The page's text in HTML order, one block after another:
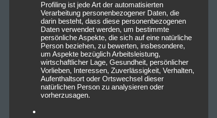
Profiling ist jede Art der automatisierten
Verarbeitung personenbezogener Daten, die
darin besteht, dass diese personenbezogenen
Daten verwendet werden, um bestimmte
persönliche Aspekte, die sich auf eine natürliche
Person beziehen, zu bewerten, insbesondere,
um Aspekte bezüglich Arbeitsleistung,
wirtschaftlicher Lage, Gesundheit, persönlicher
Vorlieben, Interessen, Zuverlässigkeit, Verhalten,
Aufenthaltsort oder Ortswechsel dieser
natürlichen Person zu analysieren oder
vorherzusagen.